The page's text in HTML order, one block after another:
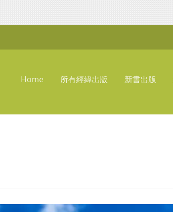
Home 所有經緯出版 新書出版